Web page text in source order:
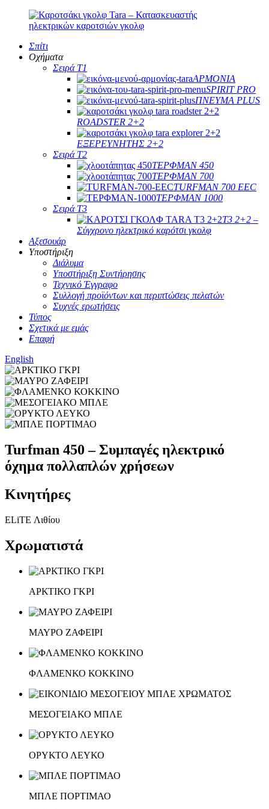
Σπίτι
Οχήματα
Σειρά T1
ΑΡΜΟΝΙΑ
SPIRIT PRO
ΠΝΕΥΜΑ PLUS
ROADSTER 2+2
ΕΞΕΡΕΥΝΗΤΗΣ 2+2
Σειρά T2
ΤΕΡΦΜΑΝ 450
ΤΕΡΦΜΑΝ 700
TURFMAN 700 EEC
ΤΕΡΦΜΑΝ 1000
Σειρά T3
T3 2+2 –
Σύγχρονο ηλεκτρικό καρότσι γκολφ
Αξεσουάρ
Υποστήριξη
Διάλυμα
Υποστήριξη Συντήρησης
Τεχνικό Έγγραφο
Συλλογή προϊόντων και περιπτώσεις πελατών
Συχνές ερωτήσεις
Τύπος
Σχετικά με εμάς
Επαφή
English
Turfman 450 – Συμπαγές ηλεκτρικό
όχημα πολλαπλών χρήσεων
Κινητήρες
ELiTE Λιθίου
Χρωματιστά
ΑΡΚΤΙΚΟ ΓΚΡΙ
ΜΑΥΡΟ ΖΑΦΕΙΡΙ
ΦΛΑΜΕΝΚΟ ΚΟΚΚΙΝΟ
ΜΕΣΟΓΕΙΑΚΟ ΜΠΛΕ
ΟΡΥΚΤΟ ΛΕΥΚΟ
ΜΠΛΕ ΠΟΡΤΙΜΑΟ